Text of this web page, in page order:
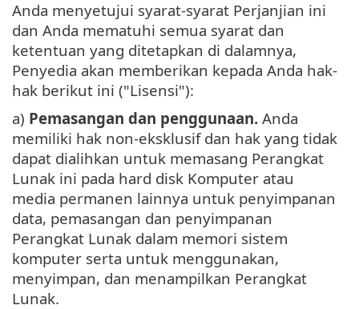
Anda menyetujui syarat-syarat Perjanjian ini
dan Anda mematuhi semua syarat dan
ketentuan yang ditetapkan di dalamnya,
Penyedia akan memberikan kepada Anda hak-
hak berikut ini ("Lisensi"):
a) Pemasangan dan penggunaan. Anda
memiliki hak non-eksklusif dan hak yang tidak
dapat dialihkan untuk memasang Perangkat
Lunak ini pada hard disk Komputer atau
media permanen lainnya untuk penyimpanan
data, pemasangan dan penyimpanan
Perangkat Lunak dalam memori sistem
komputer serta untuk menggunakan,
menyimpan, dan menampilkan Perangkat
Lunak.